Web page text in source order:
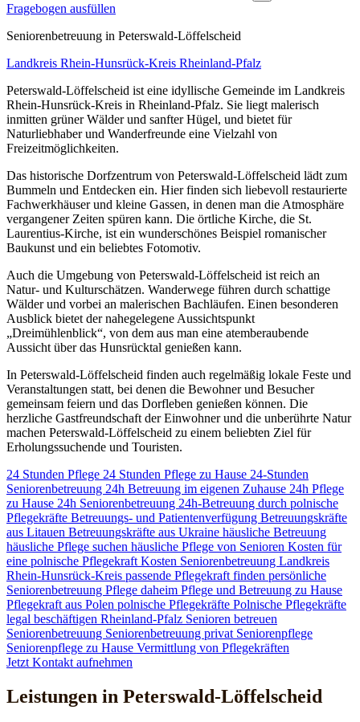
Fragebogen ausfüllen
Senioren­betreuung in Peterswald-Löffelscheid
Landkreis Rhein-Hunsrück-Kreis Rheinland-Pfalz
Peterswald-Löffelscheid ist eine idyllische Gemeinde im Landkreis
Rhein-Hunsrück-Kreis in Rheinland-Pfalz. Sie liegt malerisch
inmitten grüner Wälder und sanfter Hügel, und bietet für
Naturliebhaber und Wanderfreunde eine Vielzahl von
Freizeitmöglichkeiten.
Das historische Dorfzentrum von Peterswald-Löffelscheid lädt zum
Bummeln und Entdecken ein. Hier finden sich liebevoll restaurierte
Fachwerkhäuser und kleine Gassen, in denen man die Atmosphäre
vergangener Zeiten spüren kann. Die örtliche Kirche, die St.
Laurentius-Kirche, ist ein wunderschönes Beispiel romanischer
Baukunst und ein beliebtes Fotomotiv.
Auch die Umgebung von Peterswald-Löffelscheid ist reich an
Natur- und Kulturschätzen. Wanderwege führen durch schattige
Wälder und vorbei an malerischen Bachläufen. Einen besonderen
Ausblick bietet der nahegelegene Aussichtspunkt
„Dreimühlenblick“, von dem aus man eine atemberaubende
Aussicht über das Hunsrücktal genießen kann.
In Peterswald-Löffelscheid finden auch regelmäßig lokale Feste und
Veranstaltungen statt, bei denen die Bewohner und Besucher
gemeinsam feiern und das Dorfleben genießen können. Die
herzliche Gastfreundschaft der Einwohner und die unberührte Natur
machen Peterswald-Löffelscheid zu einem beliebten Ziel für
Erholungssuchende und Touristen.
24 Stunden Pflege 24 Stunden Pflege zu Hause 24-Stunden
Seniorenbetreuung 24h Betreuung im eigenen Zuhause 24h Pflege
zu Hause 24h Seniorenbetreuung 24h-Betreuung durch polnische
Pflegekräfte Betreuungs- und Patientenverfügung Betreuungskräfte
aus Litauen Betreuungskräfte aus Ukraine häusliche Betreuung
häusliche Pflege suchen häusliche Pflege von Senioren Kosten für
eine polnische Pflegekraft Kosten Seniorenbetreuung Landkreis
Rhein-Hunsrück-Kreis passende Pflegekraft finden persönliche
Seniorenbetreuung Pflege daheim Pflege und Betreuung zu Hause
Pflegekraft aus Polen polnische Pflegekräfte Polnische Pflegekräfte
legal beschäftigen Rheinland-Pfalz Senioren betreuen
Seniorenbetreuung Seniorenbetreuung privat Seniorenpflege
Seniorenpflege zu Hause Vermittlung von Pflegekräften
Jetzt Kontakt aufnehmen
Leistungen in Peterswald-Löffelscheid